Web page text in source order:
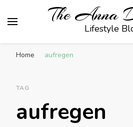
The Anna
Lifestyle
Home aufregen
TAG
aufregen